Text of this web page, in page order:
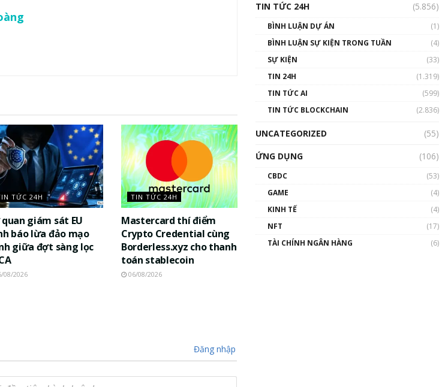
TỨC 24H
quan giám sát EU
báo lừa đảo mạo
giữa đợt sàng lọc
08/2026
TIN TỨC 24H
Mastercard thí điểm
Crypto Credential cùng
Borderless.xyz cho thanh
toán stablecoin
06/08/2026
Đăng nhập
01:49:30
Talkshow 14: MemeCoin –
TIN TỨC 24H
(5.856)
BÌNH LUẬN DỰ ÁN
(1)
BÌNH LUẬN SỰ KIỆN TRONG TUẦN
(4)
SỰ KIỆN
(33)
TIN 24H
(1.319)
TIN TỨC AI
(599)
TIN TỨC BLOCKCHAIN
(2.836)
UNCATEGORIZED
(55)
ỨNG DỤNG
(106)
CBDC
(53)
GAME
(4)
KINH TẾ
(4)
NFT
(17)
TÀI CHÍNH NGÂN HÀNG
(6)